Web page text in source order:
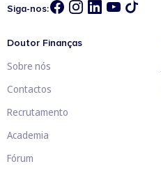
Siga-nos:
Doutor Finanças
Sobre nós
Contactos
Recrutamento
Academia
Fórum